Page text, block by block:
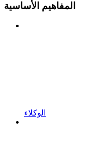
المفاهيم الأساسية
الوكلاء